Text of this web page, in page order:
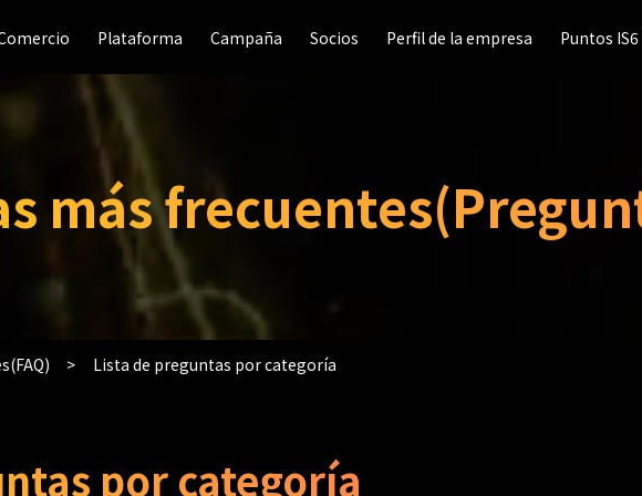
Plataforma Campaña Socios Perfil de la empresa Puntos IS6
más
Lista de preguntas por categoría
por categoría
Plataforma Campaña Socios Perfil de la empresa Puntos IS6